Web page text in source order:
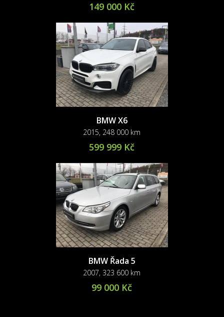
149 000 Kč
BMW X6
2015, 248 000 km
599 999 Kč
BMW Řada 5
2007, 323 600 km
99 000 Kč